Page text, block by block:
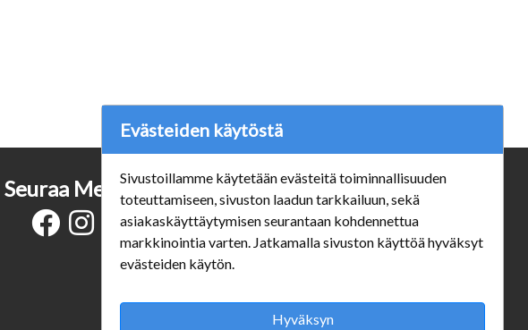
Verkkokauppa
#Yhteiskuntavastuu
#porvoonsithlord
Mannerheiminkatu 10 Aukioloajat:
Seuraa Meitä
Evästeiden käytöstä
Sivustoillamme käytetään evästeitä toiminnallisuuden
toteuttamiseen, sivuston laadun tarkkailuun, sekä
asiakaskäyttäytymisen seurantaan kohdennettua
markkinointia varten. Jatkamalla sivuston käyttöä hyväksyt
evästeiden käytön.
Hyväksyn